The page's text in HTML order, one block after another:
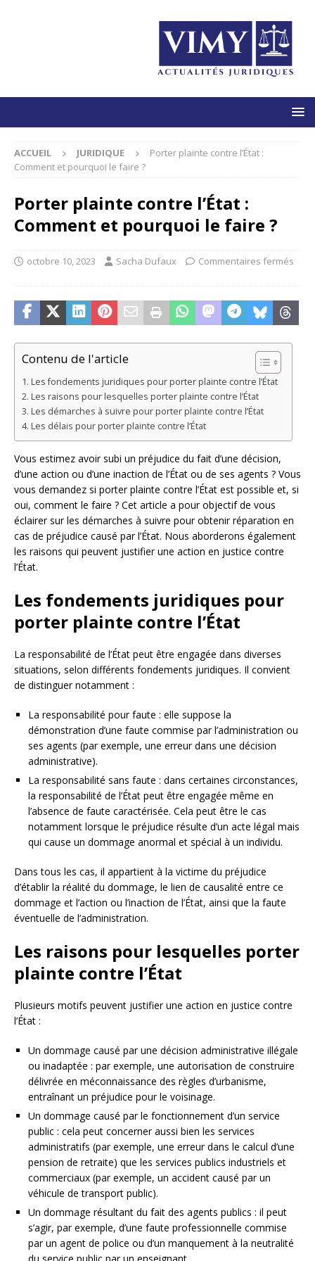
ACCUEIL JURIDIQUE
Porter plainte contre l’État :
Comment et pourquoi le faire ?
Porter plainte contre l’État :
Comment et pourquoi le faire ?
octobre 10, 2023 Sacha Dufaux Commentaires fermés
Contenu de l'article
Les fondements juridiques pour porter plainte contre l’État
Les raisons pour lesquelles porter plainte contre l’État
Les démarches à suivre pour porter plainte contre l’État
Les délais pour porter plainte contre l’État
Vous estimez avoir subi un préjudice du fait d’une décision,
d’une action ou d’une inaction de l’État ou de ses agents ? Vous
vous demandez si porter plainte contre l’État est possible et, si
oui, comment le faire ? Cet article a pour objectif de vous
éclairer sur les démarches à suivre pour obtenir réparation en
cas de préjudice causé par l’État. Nous aborderons également
les raisons qui peuvent justifier une action en justice contre
l’État.
Les fondements juridiques pour
porter plainte contre l’État
La responsabilité de l’État peut être engagée dans diverses
situations, selon différents fondements juridiques. Il convient
de distinguer notamment :
La responsabilité pour faute : elle suppose la
démonstration d’une faute commise par l’administration ou
ses agents (par exemple, une erreur dans une décision
administrative).
La responsabilité sans faute : dans certaines circonstances,
la responsabilité de l’État peut être engagée même en
l’absence de faute caractérisée. Cela peut être le cas
notamment lorsque le préjudice résulte d’un acte légal mais
qui cause un dommage anormal et spécial à un individu.
Dans tous les cas, il appartient à la victime du préjudice
d’établir la réalité du dommage, le lien de causalité entre ce
dommage et l’action ou l’inaction de l’État, ainsi que la faute
éventuelle de l’administration.
Les raisons pour lesquelles porter
plainte contre l’État
Plusieurs motifs peuvent justifier une action en justice contre
l’État :
Un dommage causé par une décision administrative illégale
ou inadaptée : par exemple, une autorisation de construire
délivrée en méconnaissance des règles d’urbanisme,
entraînant un préjudice pour le voisinage.
Un dommage causé par le fonctionnement d’un service
public : cela peut concerner aussi bien les services
administratifs (par exemple, une erreur dans le calcul d’une
pension de retraite) que les services publics industriels et
commerciaux (par exemple, un accident causé par un
véhicule de transport public).
Un dommage résultant du fait des agents publics : il peut
s’agir, par exemple, d’une faute professionnelle commise
par un agent de police ou d’un manquement à la neutralité